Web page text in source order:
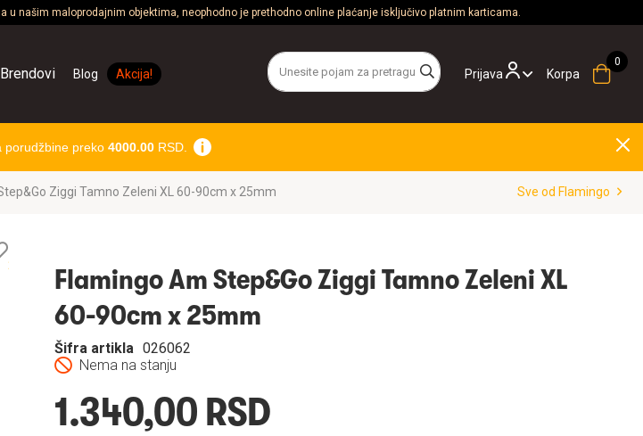
našim maloprodajnim objektima, neophodno je prethodno online plaćanje isključivo platnim karticama.
Prijava
Brendovi Blog Akcija! Korpa
porudžbine preko 4000.00RSD.
Ziggi Tamno Zeleni XL 60-90cm x 25mm Sve od Flamingo
želja
Flamingo Am Step&Go Ziggi Tamno Zeleni XL
60-90cm x 25mm
Nema na stanju
Šifra artikla 026062
1.340,00 RSD